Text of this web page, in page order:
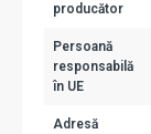
producător
Persoană
responsabilă
în UE
Adresă